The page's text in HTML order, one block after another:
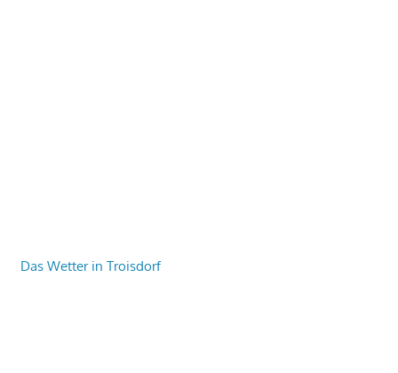
Das Wetter in Troisdorf